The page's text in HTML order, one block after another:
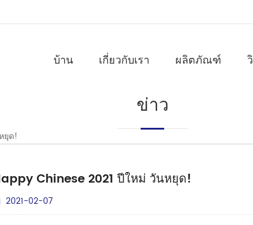
บ้าน เกี่ยวกับเรา ผลิตภัณฑ์
ข่าว
ยุด!
Chinese 2021 ปีใหม่ วันหยุด!
2021-02-07